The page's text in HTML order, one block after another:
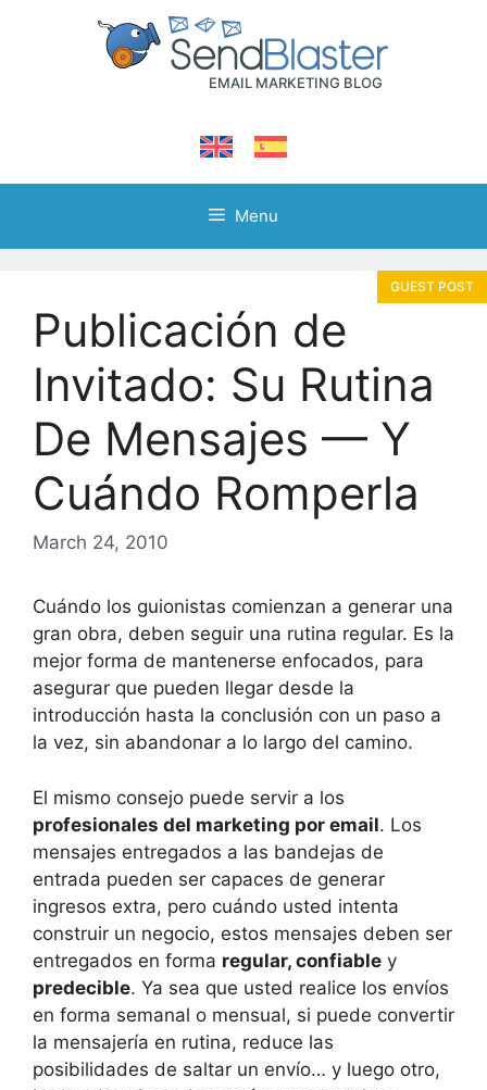
Menu
Publicación de
Invitado: Su Rutina
De Mensajes — Y
Cuándo Romperla
March 24, 2010
Cuándo los guionistas comienzan a generar una
gran obra, deben seguir una rutina regular. Es la
mejor forma de mantenerse enfocados, para
asegurar que pueden llegar desde la
introducción hasta la conclusión con un paso a
la vez, sin abandonar a lo largo del camino.
El mismo consejo puede servir a los
profesionales del marketing por email. Los
mensajes entregados a las bandejas de
entrada pueden ser capaces de generar
ingresos extra, pero cuándo usted intenta
construir un negocio, estos mensajes deben ser
entregados en forma regular, confiable y
predecible. Ya sea que usted realice los envíos
en forma semanal o mensual, si puede convertir
la mensajería en rutina, reduce las
posibilidades de saltar un envío… y luego otro,